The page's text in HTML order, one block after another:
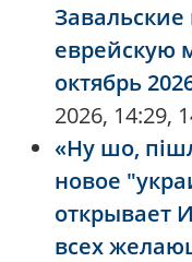
Завальские
еврейскую
октябрь
2026, 14:29,
«Ну шо,
новое
открывает
всех